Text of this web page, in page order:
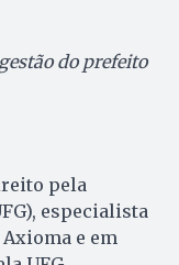
do prefeito
pela
especialista
e em